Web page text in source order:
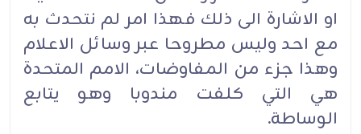
او الاشارة الى ذلك فهذا امر لم نتحدث به
مع احد وليس مطروحا عبر وسائل الاعلام
وهذا جزء من المفاوضات، الامم المتحدة
هي التي كلفت مندوبا وهو يتابع
الوساطة.